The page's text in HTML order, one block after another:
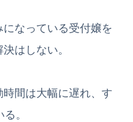
なっている受付嬢を
はしない。
間は大幅に遅れ、す
。